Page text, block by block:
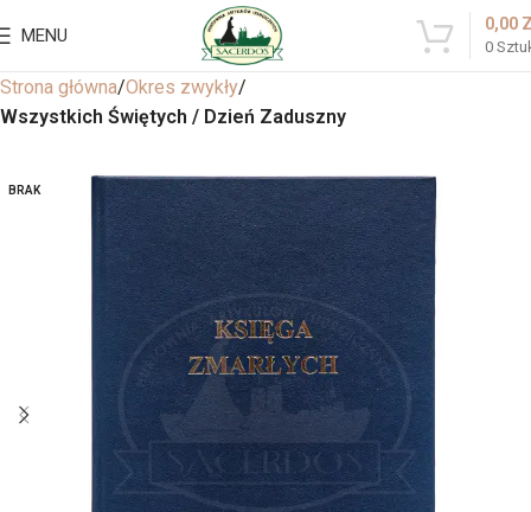
MENU
0
0,00
Strona główna Okres zwykły
Wszystkich Świętych / Dzień Zaduszny
BRAK